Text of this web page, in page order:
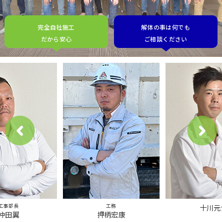
完全自社施工
だから安心
解体の事は何でも
ご相談ください
事部長
田翼
工務
押柄宏康
十川